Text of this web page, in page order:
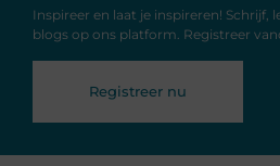
Inspireer en laat je inspireren! Schrijf,
blogs op ons platform. Registreer
Registreer nu